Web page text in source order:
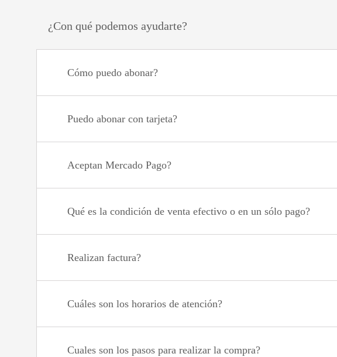
¿Con qué podemos ayudarte?
Cómo puedo abonar?
Puedo abonar con tarjeta?
Aceptan Mercado Pago?
Qué es la condición de venta efectivo o en un sólo pago?
Realizan factura?
Cuáles son los horarios de atención?
Cuales son los pasos para realizar la compra?